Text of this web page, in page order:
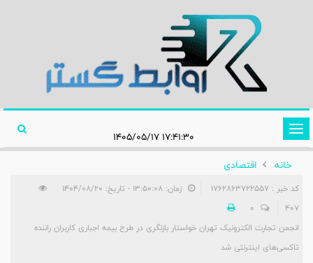
تغییر
وضعیت
ناوبری
خانه
اقتصادی
کد خبر : 1762863722557
زمان: ۱۳:۵۰:۰۸ - تاریخ: ۱۴۰۴/۰۸/۲۰
407
0
انجمن تجارت الکترونیک تهران خواستار بازنگری در طرح بیمه اجباری کاربران راننده
تاکسی‌های اینترنتی شد